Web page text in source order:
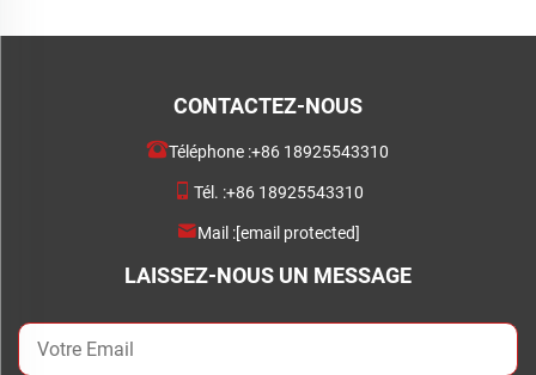
CONTACTEZ-NOUS
Téléphone :+86 18925543310
Tél. :+86 18925543310
Mail :[email protected]
LAISSEZ-NOUS UN MESSAGE